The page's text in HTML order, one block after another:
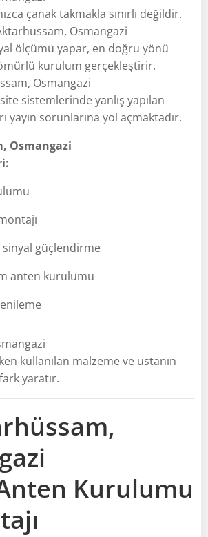
çanak takmakla sınırlı değildir.
Osmangazi
ölçümü yapar, en doğru yönü
kurulum gerçekleştirir.
Osmangazi
sistemlerinde yanlış yapılan
yayın sorunlarına yol açmaktadır.
Osmangazi
sinyal güçlendirme
anten kurulumu
kullanılan malzeme ve ustanın
yaratır.
Kurulumu